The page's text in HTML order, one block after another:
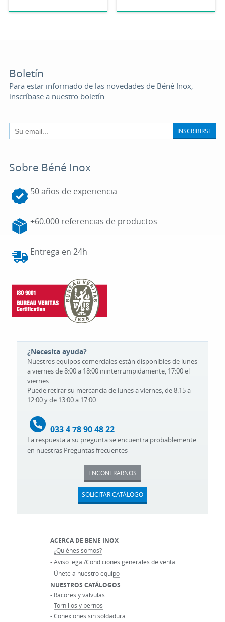
Boletín
Para estar informado de las novedades de Béné Inox,
inscríbase a nuestro boletín
INSCRIBIRSE
Sobre Béné Inox
50 años de experiencia
+60.000 referencias de productos
Entrega en 24h
¿Necesita ayuda?
Nuestros equipos comerciales están disponibles de lunes
a viernes de 8:00 a 18:00 ininterrumpidamente, 17:00 el
viernes.
Puede retirar su mercancía de lunes a viernes, de 8:15 a
12:00 y de 13:00 a 17:00.
033 4 78 90 48 22
La respuesta a su pregunta se encuentra probablemente
en nuestras Preguntas frecuentes
ENCONTRARNOS
SOLICITAR CATÁLOGO
ACERCA DE BENE INOX
-¿Quiénes somos?
-Aviso legal/Condiciones generales de venta
- Únete a nuestro equipo
NUESTROS CATÁLOGOS
- Racores y valvulas
-Tornillos y pernos
-Conexiones sin soldadura